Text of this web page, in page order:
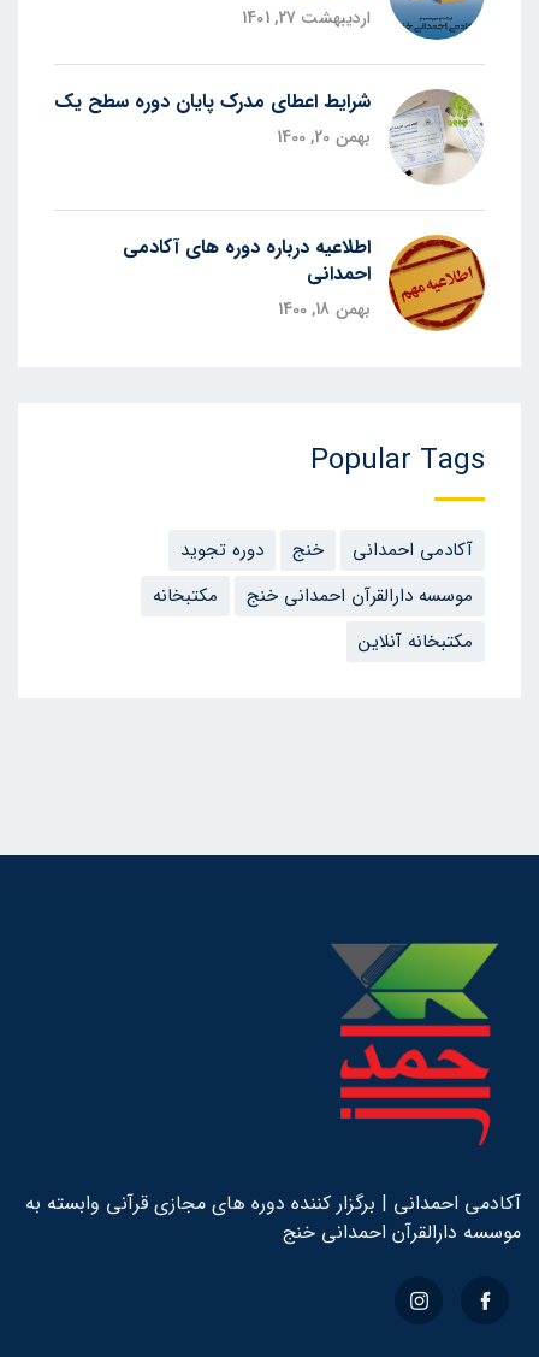
اردیبهشت 27, 1401
شرایط اعطای مدرک پایان دوره سطح یک
بهمن 20, 1400
اطلاعیه درباره دوره های آکادمی
احمدانی
بهمن 18, 1400
Popular Tags
آکادمی احمدانی خنج
دوره تجوید
موسسه دارالقرآن احمدانی خنج
مکتبخانه
مکتبخانه آنلاین
آکادمی احمدانی | برگزار کننده دوره های مجازی قرآنی وابسته به
موسسه دارالقرآن احمدانی خنج